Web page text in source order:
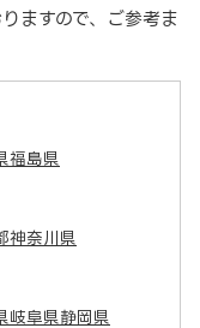
ますので、ご参考ま
福島県
神奈川県
岐阜県静岡県